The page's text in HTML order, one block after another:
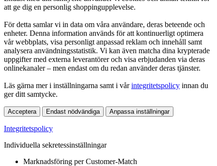
att ge dig en personlig shoppingupplevelse.
För detta samlar vi in data om våra användare, deras beteende och
enheter. Denna information används för att kontinuerligt optimera
vår webbplats, visa personligt anpassad reklam och innehåll samt
analysera användningsstatistik. Vi kan även matcha dina krypterade
uppgifter med externa leverantörer och visa erbjudanden via deras
onlinekanaler – men endast om du redan använder deras tjänster.
Läs gärna mer i inställningarna samt i vårintegritetspolicy innan du
ger ditt samtycke.
Acceptera Endast nödvändiga Anpassa inställningar
Integritetspolicy
Individuella sekretessinställningar
Marknadsföring per Customer-Match